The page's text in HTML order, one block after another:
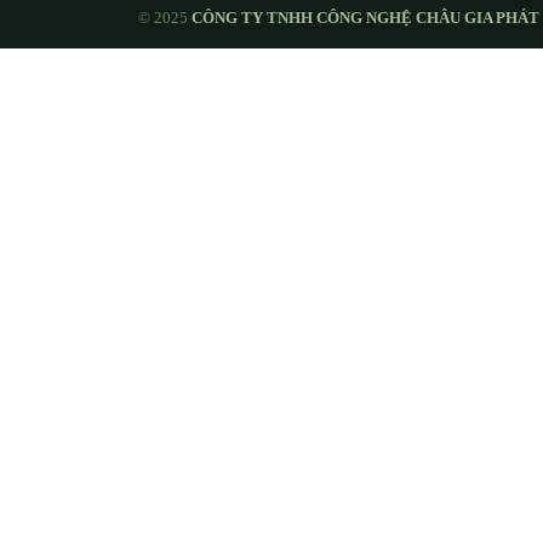
© 2025 CÔNG TY TNHH CÔNG NGHỆ CHÂU GIA PHÁT